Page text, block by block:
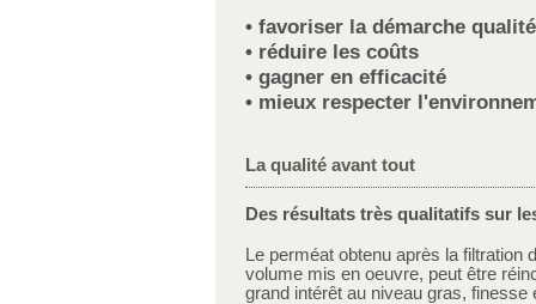
• favoriser la démarche qualité
• réduire les coûts
• gagner en efficacité
• mieux respecter
La qualité avant tout
Des résultats très qualitatifs sur
Le perméat obtenu après la
volume mis en oeuvre, peut être
grand intérêt au niveau gras, finesse